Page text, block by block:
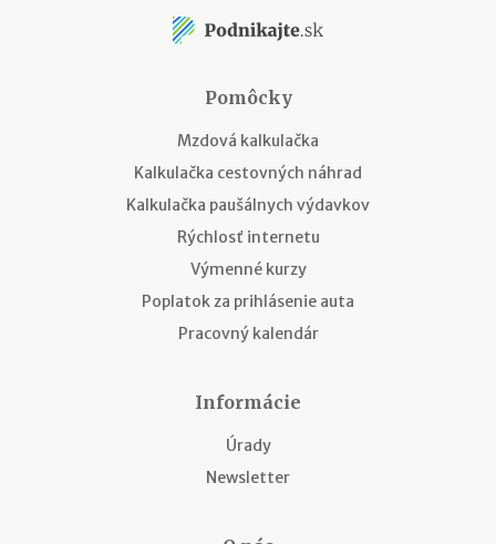
Pomôcky
Mzdová kalkulačka
Kalkulačka cestovných náhrad
Kalkulačka paušálnych výdavkov
Rýchlosť internetu
Výmenné kurzy
Poplatok za prihlásenie auta
Pracovný kalendár
Informácie
Úrady
Newsletter